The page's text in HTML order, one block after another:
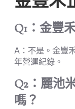
Q1：金豐
A：不是。金豐
年營運紀錄。
Q2：麗池
嗎？